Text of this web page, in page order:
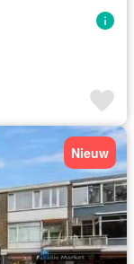
Nieuw